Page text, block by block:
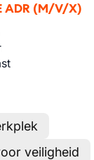
ADR (M/V/X)
veiligheid